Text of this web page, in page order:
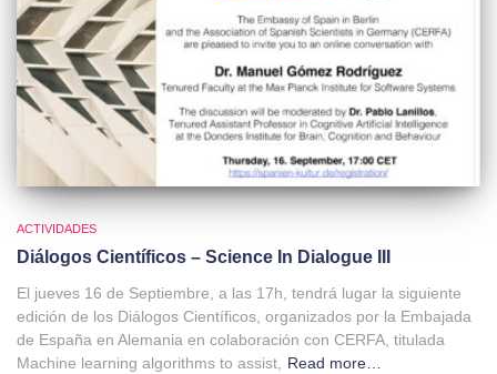
ACTIVIDADES
Diálogos Científicos – Science In Dialogue III
El jueves 16 de Septiembre, a las 17h, tendrá lugar la siguiente
edición de los Diálogos Científicos, organizados por la Embajada
de España en Alemania en colaboración con CERFA, titulada
Machine learning algorithms to assist, Read more…